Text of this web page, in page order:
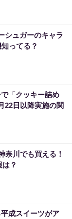
シュガーのキャラ
ってる？
「クッキー詰め
22日以降実施の関
奈川でも買える！
？
成スイーツがア